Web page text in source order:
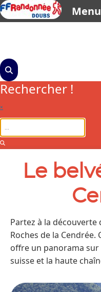
Rechercher !
×
Le
Partez à la découverte
Roches de la
offre un panorama
suisse et la haute